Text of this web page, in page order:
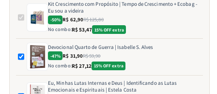
Kit Crescimento com Propósito | Tempo de Crescimento + Ecobag -
Eu sou a videira
-50% R$ 62,90R$ 125,80
No combo:R$ 53,47 15% OFF extra
Devocional Quarto de Guerra | Isabelle S. Alves
-47% R$ 31,90R$ 59,90
No combo:R$ 27,12 15% OFF extra
Eu, Minhas Lutas Internas e Deus | Identificando as Lutas
Emocionais e Espirituais | Estela Costa